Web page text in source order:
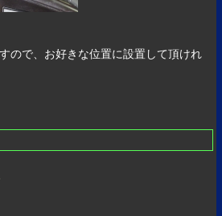
ので、お好きな位置に設置して頂けれ